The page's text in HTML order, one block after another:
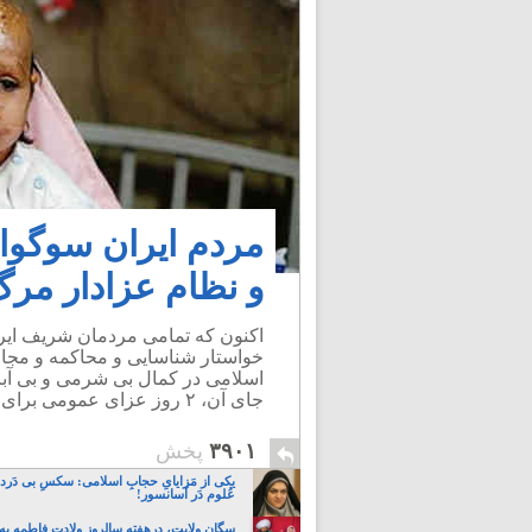
مردم ایران
و نظام عزادار
اکنون که تمامی مردمان شریف
خواستار شناسایی و محاکمه و
اسلامی در کمال بی شرمی و بی
جای آن، ۲ روز عزای عمومی برای مرگ آیت الله مهدوی کنی، اعلام کرده است!
۳۹۰۱ پخش
یکی از مَزایایِ حجابِ اسلامی: سکسِ بی
عُلوم دَر آسانسور!
سگان ولایت، درهفته سالروز ولادت فاطمه